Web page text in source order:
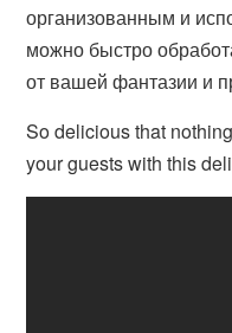
организованным и
можно быстро
от вашей фантазии и
So delicious that
your guests with this